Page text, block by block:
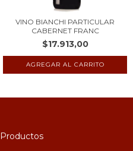
VINO BIANCHI PARTICULAR
CABERNET FRANC
$17.913,00
Productos